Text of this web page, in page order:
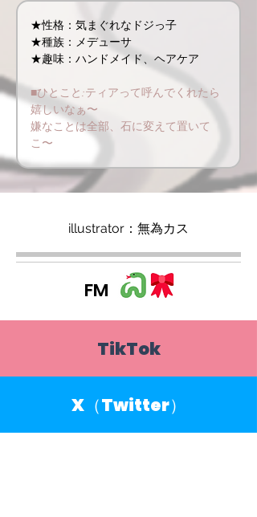
★性格：気まぐれなドジっ子
★種族：メデューサ
★趣味：ハンドメイド、ヘアケア
■ひとこと:ティアって呼んでくれたら
嬉しいなぁ〜
嫌なことは全部、石に変えて置いて
こ〜
illustrator：無為カス
FM
TikTok
X（Twitter）